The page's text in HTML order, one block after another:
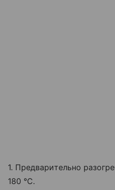
1. Предварительно
180 °C.